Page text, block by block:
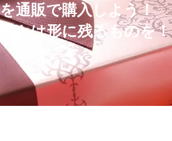
通販で購入しよう！
トは形に残るものを！